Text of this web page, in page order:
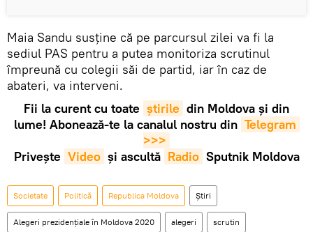
Maia Sandu susține că pe parcursul zilei va fi la
sediul PAS pentru a putea monitoriza scrutinul
împreună cu colegii săi de partid, iar în caz de
abateri, va interveni.
Fii la curent cu toate știrile din Moldova și din
lume! Abonează-te la canalul nostru din Telegram
>>>
Privește Video și ascultă Radio Sputnik Moldova
Societate Politică Republica Moldova Știri
Alegeri prezidențiale în Moldova 2020 alegeri scrutin